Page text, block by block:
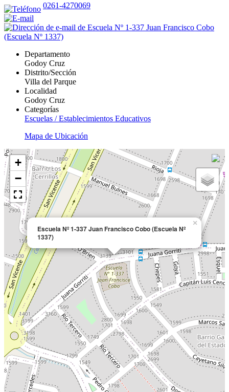
0261-4270069
Departamento
Godoy Cruz
Distrito/Sección
Villa del Parque
Localidad
Godoy Cruz
Categorías
Escuelas / Establecimientos Educativos
Mapa de Ubicación
Escuela Nº 1-337 Juan Francisco Cobo (Escuela Nº
1337)
×
+
−